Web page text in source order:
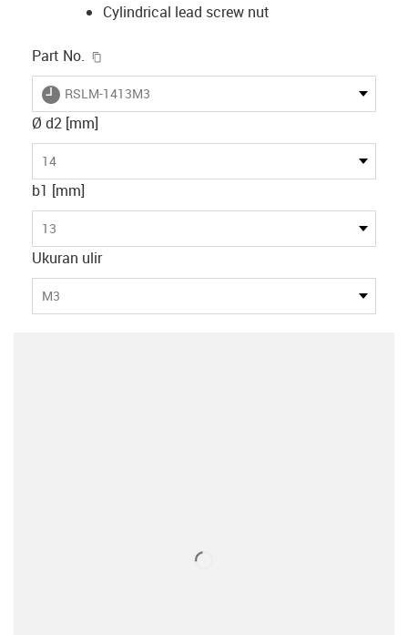
Cylindrical lead screw nut
Part No.
igus-icon-lieferzeit
RSLM-1413M3
Ø d2 [mm]
14
b1 [mm]
13
Ukuran ulir
M3